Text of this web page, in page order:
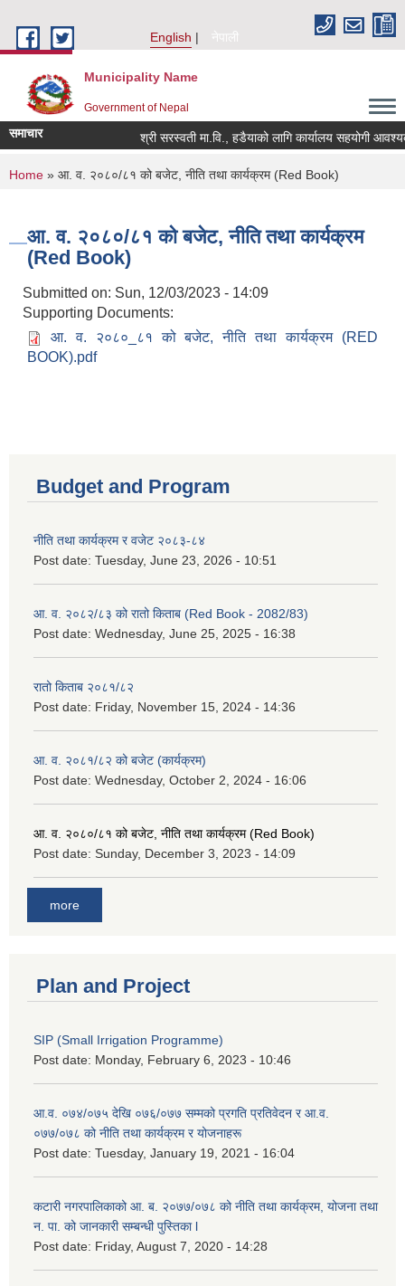
English
नेपाली
Municipality Name
Government of Nepal
समाचार श्री सरस्वती मा.वि., हडैयाको लागि कार्यालय सहयोगी
You are here
Home » आ. व. २०८०/८१ को बजेट, नीति तथा कार्यक्रम (Red Book)
आ. व. २०८०/८१ को बजेट, नीति तथा कार्यक्रम
(Red Book)
Submitted on: Sun, 12/03/2023 - 14:09
Supporting Documents:
आ. व. २०८०_८१ को बजेट, नीति तथा कार्यक्रम (RED
BOOK).pdf
Budget and Program
नीति तथा कार्यक्रम र वजेट २०८३-८४
Post date: Tuesday, June 23, 2026 - 10:51
आ. व. २०८२/८३ को रातो किताब (Red Book - 2082/83)
Post date: Wednesday, June 25, 2025 - 16:38
रातो किताब २०८१/८२
Post date: Friday, November 15, 2024 - 14:36
आ. व. २०८१/८२ को बजेट (कार्यक्रम)
Post date: Wednesday, October 2, 2024 - 16:06
आ. व. २०८०/८१ को बजेट, नीति तथा कार्यक्रम (Red Book)
Post date: Sunday, December 3, 2023 - 14:09
more
Plan and Project
SIP (Small Irrigation Programme)
Post date: Monday, February 6, 2023 - 10:46
आ.व. ०७४/०७५ देखि ०७६/०७७ सम्मको प्रगति प्रतिवेदन र आ.व.
०७७/०७८ को नीति तथा कार्यक्रम र योजनाहरू
Post date: Tuesday, January 19, 2021 - 16:04
कटारी नगरपालिकाको आ. ब. २०७७/०७८ को नीति तथा कार्यक्रम, योजना तथा
न. पा. को जानकारी सम्बन्धी पुस्तिका l
Post date: Friday, August 7, 2020 - 14:28